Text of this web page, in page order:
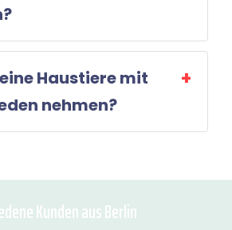
Haustiere mit
nehmen?
Kunden aus Berlin